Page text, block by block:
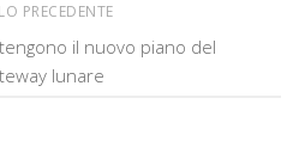
PRECEDENTE
il nuovo piano del
lunare